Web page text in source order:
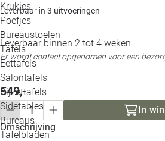
Krukjes
Poefjes
Bureaustoelen
Tafels
Eettafels
Salontafels
Bijzettafels
Sidetables
Bureaus
Tafelbladen
Leverbaar in 3 uitvoeringen
Leverbaar binnen 2 tot 4 weken
Er wordt contact opgenomen voor een
549,-
In
Omschrijving